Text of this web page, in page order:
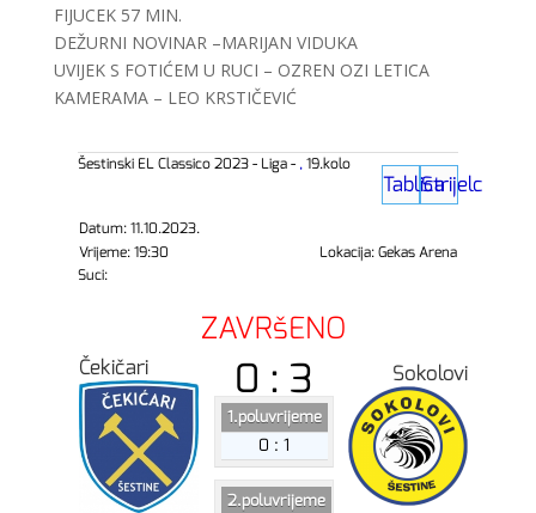
FIJUCEK 57 MIN.
DEŽURNI NOVINAR –MARIJAN VIDUKA
UVIJEK S FOTIĆEM U RUCI – OZREN OZI LETICA
KAMERAMA – LEO KRSTIČEVIĆ